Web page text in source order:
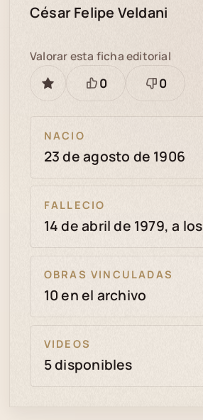
César Felipe Veldani
GUARDAR
Valorar esta ficha editorial
Está
0
Necesita
0
NACIO
23 de agosto de 1906
FALLECIO
14 de abril de 1979, a
OBRAS VINCULADAS
10 en el archivo
VIDEOS
5 disponibles